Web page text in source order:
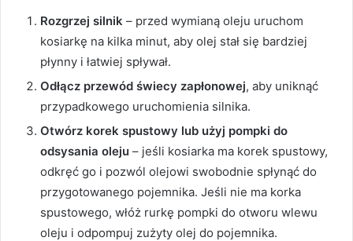
Rozgrzej silnik – przed wymianą oleju uruchom
kosiarkę na kilka minut, aby olej stał się bardziej
płynny i łatwiej spływał.
Odłącz przewód świecy zapłonowej, aby uniknąć
przypadkowego uruchomienia silnika.
Otwórz korek spustowy lub użyj pompki do
odsysania oleju – jeśli kosiarka ma korek spustowy,
odkręć go i pozwól olejowi swobodnie spłynąć do
przygotowanego pojemnika. Jeśli nie ma korka
spustowego, włóż rurkę pompki do otworu wlewu
oleju i odpompuj zużyty olej do pojemnika.